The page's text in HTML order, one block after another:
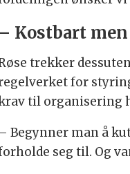
– Kostbart
trekker
for
til organisering
– Begynner man å
seg til. Og